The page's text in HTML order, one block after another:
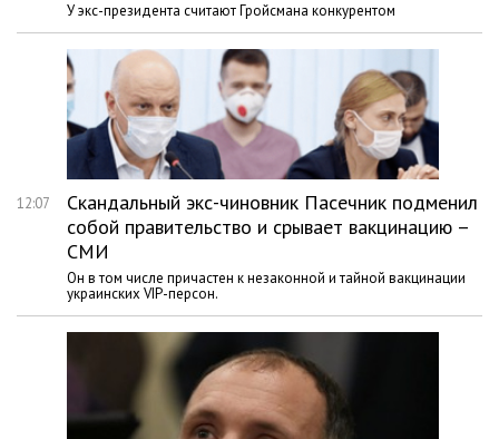
У экс-президента считают Гройсмана конкурентом
12:07
Скандальный экс-чиновник Пасечник подменил
собой правительство и срывает вакцинацию –
СМИ
Он в том числе причастен к незаконной и тайной вакцинации
украинских VIP-персон.